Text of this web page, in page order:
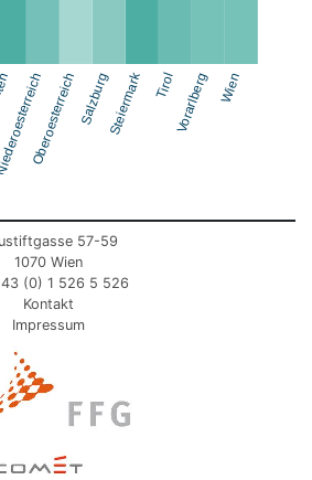
Oberoesterreich SalzburgSteiermark Tirol Vorarlberg Wien
57-59
1070 Wien
43 (0) 1 526 5 526
Kontakt
Impressum